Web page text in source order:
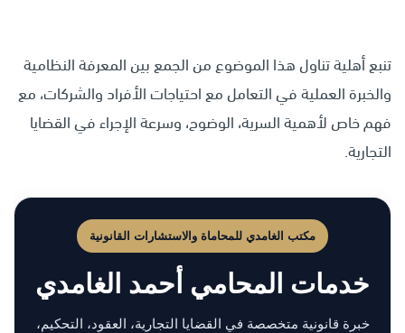
تنبع أهلية تناول هذا الموضوع من الجمع بين المعرفة النظامية
والخبرة العملية في التعامل مع احتياجات الأفراد والشركات، مع
فهم خاص لأهمية السرية، الوضوح، وسرعة الإجراء في القضايا
التجارية.
مكتب الغامدي للمحاماة والاستشارات القانونية
خدمات المحامي أحمد الغامدي
خبرة قانونية متخصصة في القضايا التجارية، العقود، التحكيم،